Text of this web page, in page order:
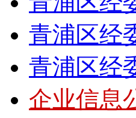
青浦区经
青浦区经
企业信息